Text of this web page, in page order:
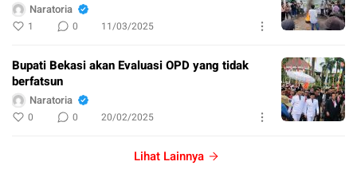
Naratoria
1 0 11/03/2025
Bupati Bekasi akan Evaluasi OPD yang tidak
berfatsun
Naratoria
0 0 20/02/2025
Lihat Lainnya